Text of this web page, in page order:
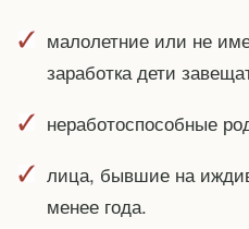
малолетние или не
заработка дети
неработоспособные
лица, бывшие на
менее года.